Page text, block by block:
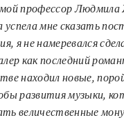
профессор Людмила
успела мне сказать
,я не намеревался
как последний
находил новые,
развития музыки,
величественные